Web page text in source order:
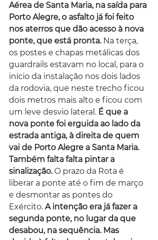
Aérea de Santa Maria, na saída para
Porto Alegre, o asfalto já foi feito
nos aterros que dão acesso à nova
ponte, que está pronta. Na terça,
os postes e chapas metálicas dos
guardrails estavam no local, para o
início da instalação nos dois lados
da rodovia, que neste trecho ficou
dois metros mais alto e ficou com
um leve desvio lateral. É que a
nova ponte foi erguida ao lado da
estrada antiga, à direita de quem
vai de Porto Alegre a Santa Maria.
Também falta falta pintar a
sinalização. O prazo da Rota é
liberar a ponte até o fim de março
e desmontar as pontes do
Exército. A intenção era já fazer a
segunda ponte, no lugar da que
desabou, na sequência. Mas